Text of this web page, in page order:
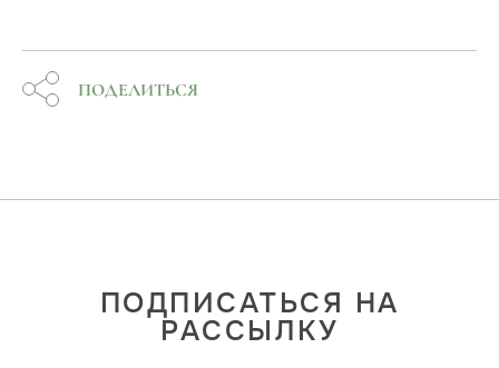
ПОДЕЛИТЬСЯ
ПОДПИСАТЬСЯ НА
РАССЫЛКУ